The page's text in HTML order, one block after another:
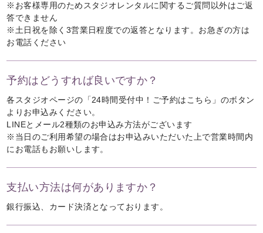
※お客様専用のためスタジオレンタルに関するご質問以外はご返
答できません
※土日祝を除く3営業日程度での返答となります。お急ぎの方は
お電話ください
予約はどうすれば良いですか？
各スタジオページの「24時間受付中！ご予約はこちら」のボタン
よりお申込みください。
LINEとメール2種類のお申込み方法がございます
※当日のご利用希望の場合はお申込みいただいた上で営業時間内
にお電話もお願いします。
支払い方法は何がありますか？
銀行振込、カード決済となっております。